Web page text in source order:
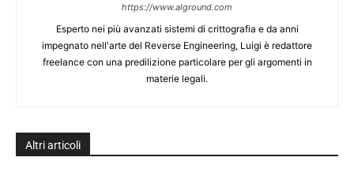
https://www.alground.com
Esperto nei più avanzati sistemi di crittografia e da anni
impegnato nell'arte del Reverse Engineering, Luigi è redattore
freelance con una predilizione particolare per gli argomenti in
materie legali.
Altri articoli